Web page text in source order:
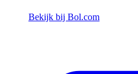
Bekijk bij Bol.com